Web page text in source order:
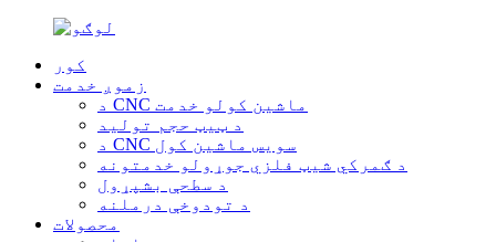
کور
زموږ خدمت
د CNC ماشین کولو خدمت
د ټیټ حجم تولید
د CNC سویس ماشین کول
د ګمرکي شیټ فلزي جوړولو خدمتونه
د سطحې بشپړول
د تودوخې درملنه
محصولات